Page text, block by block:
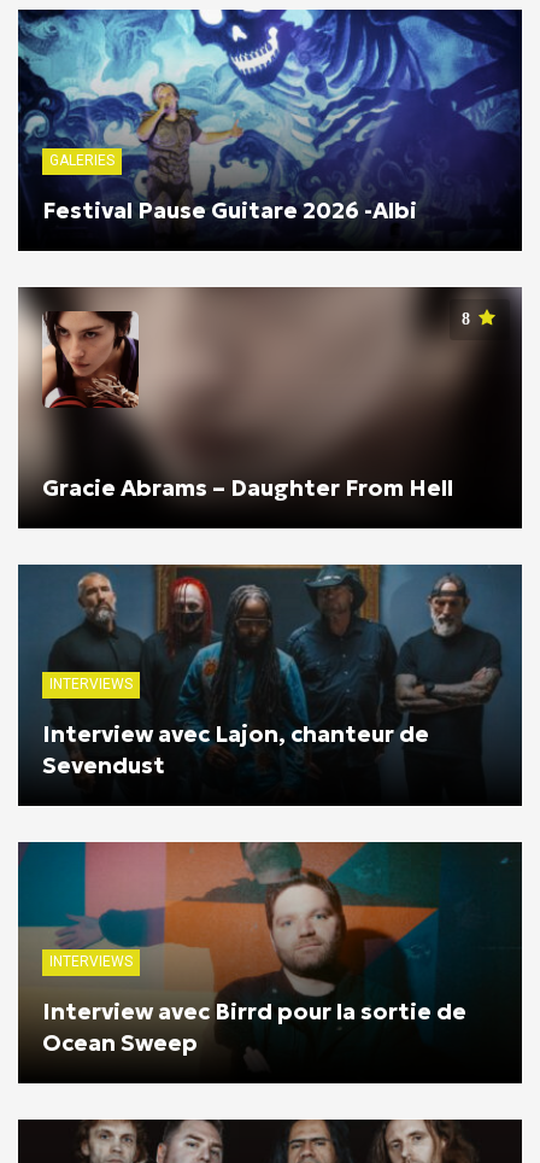
GALERIES
Festival Pause Guitare 2026 -Albi
8
Gracie Abrams – Daughter From Hell
INTERVIEWS
Interview avec Lajon, chanteur de
Sevendust
INTERVIEWS
Interview avec Birrd pour la sortie de
Ocean Sweep